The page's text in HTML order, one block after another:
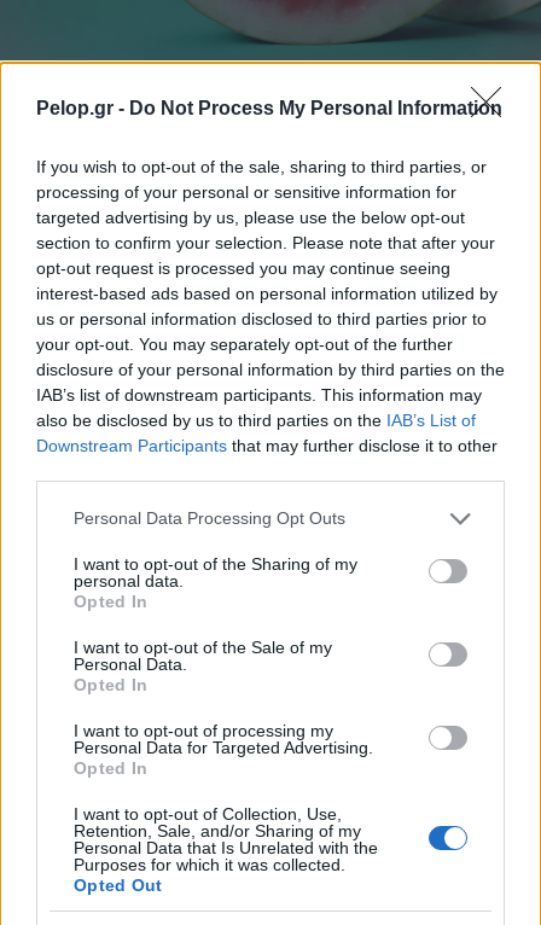
Pelop.gr - Do Not Process My Personal Information
If you wish to opt-out of the sale, sharing to third parties, or
processing of your personal or sensitive information for
targeted advertising by us, please use the below opt-out
section to confirm your selection. Please note that after your
opt-out request is processed you may continue seeing
interest-based ads based on personal information utilized by
us or personal information disclosed to third parties prior to
your opt-out. You may separately opt-out of the further
disclosure of your personal information by third parties on the
IAB’s list of downstream participants. This information may
also be disclosed by us to third parties on the IAB’s List of
Downstream Participants that may further disclose it to other
Please note that this website/app uses one or more Google
not limited to your visit or usage behaviour. You may click to
grant or deny consent to Google and its third-party tags to
use your data for below specified purposes in below Google
consent section.
Personal Data Processing Opt Outs
I want to opt-out of the Sharing of my
personal data.
Opted In
I want to opt-out of the Sale of my
Personal Data.
Opted In
I want to opt-out of processing my
Personal Data for Targeted Advertising.
Opted In
I want to opt-out of Collection, Use,
Retention, Sale, and/or Sharing of my
Personal Data that Is Unrelated with the
Purposes for which it was collected.
Opted Out
καρπούζι αν δεν κάνεις πρώτα αυτή την κίνηση
Η Apple αποφασίζει ποιος μένει και ποιος φεύγει και
οι κανόνες δεν είναι ίδιοι για όλους